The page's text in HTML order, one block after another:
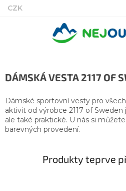
Přejít
CZK
DÁMSKÁ VESTA 2117 OF
Dámské sportovní vesty pro
aktivit od výrobce 2117 of
ale také praktické. U nás si
barevných provedení.
Produkty teprve